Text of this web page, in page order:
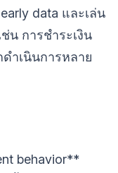
data และเล่น
น การชำระเงิน
ำเนินการหลาย
behavior**